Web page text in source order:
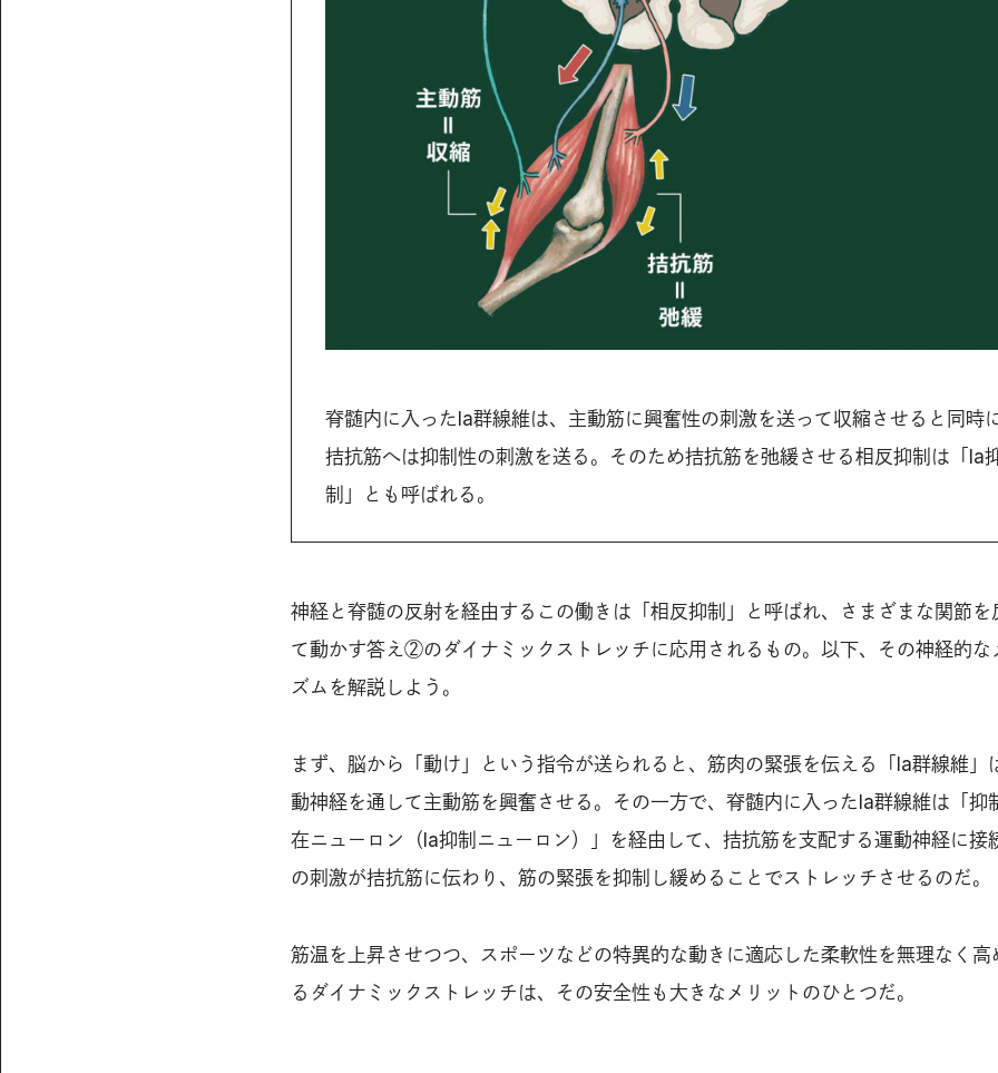
脊髄内に入ったIa群線維は、主動筋に興奮性の刺激を送って収縮させると同時
拮抗筋へは抑制性の刺激を送る。そのため拮抗筋を弛緩させる相反抑制は「Ia
制」とも呼ばれる。
神経と脊髄の反射を経由するこの働きは「相反抑制」と呼ばれ、さまざまな関節を
て動かす答え②のダイナミックストレッチに応用されるもの。以下、その神経的な
ズムを解説しよう。
まず、脳から「動け」という指令が送られると、筋肉の緊張を伝える「Ia群線維」
動神経を通して主動筋を興奮させる。その一方で、脊髄内に入ったIa群線維は「抑
在ニューロン（Ia抑制ニューロン）」を経由して、拮抗筋を支配する運動神経に接
の刺激が拮抗筋に伝わり、筋の緊張を抑制し緩めることでストレッチさせるのだ。
筋温を上昇させつつ、スポーツなどの特異的な動きに適応した柔軟性を無理なく高
るダイナミックストレッチは、その安全性も大きなメリットのひとつだ。